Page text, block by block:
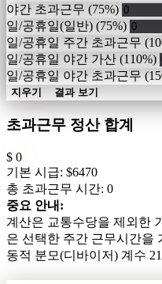
야간 초과근무 (75%)
일/공휴일(일반) (75%)
일/공휴일 주간 초과근무
일/공휴일 야간 가산 (110%)
일/공휴일 야간 초과근무
지우기 결과 보기
초과근무 정산 합계
$ 0
기본 시급: $6470
총 초과근무 시간: 0
중요 안내:
계산은 교통수당을 제외한
은 선택한 주간 근무시간을
동적 분모(디바이저) 계수